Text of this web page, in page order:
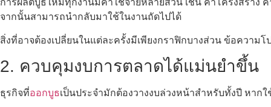
การผลิตบูธใหม่ทุกงานมีค่าใช้จ่ายหลายส่วน เช่น ค่าโครงสร้าง
จากนั้นสามารถนำกลับมาใช้ในงานถัดไปได้
สิ่งที่อาจต้องเปลี่ยนในแต่ละครั้งมีเพียงกราฟิกบางส่วน ข้อความ
2. ควบคุมงบการตลาดได้แม่นยำขึ้น
ธุรกิจที่ออกบูธเป็นประจำมักต้องวางงบล่วงหน้าสำหรับทั้งปี หา